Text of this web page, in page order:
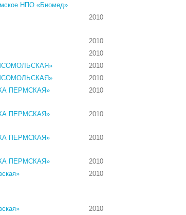
НПО «Биомед»
2010
2010
2010
2010
2010
ПЕРМСКАЯ» 2010
ПЕРМСКАЯ» 2010
ПЕРМСКАЯ» 2010
ПЕРМСКАЯ»
2010
2010
2010